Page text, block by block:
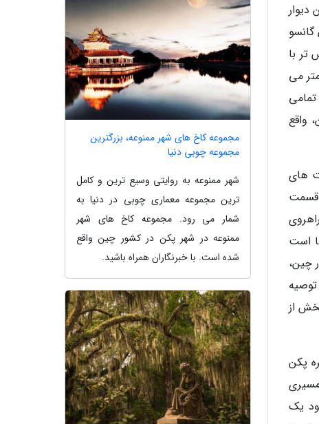
تر با
شناختند؛ لی در چین باستان واحد میزان گیری طول بوده است. عرض این دیوار به 5 تا 8 متر می
مرکز چین، واقع
های
قسمت
است
چین،
از
پکن
یک
مجموعه کاخ های شهر ممنوعه، بزرگترین
مجموعه چوبی دنیا
شهر ممنوعه به روایتی وسیع ترین و کامل
ترین مجموعه معماری چوبی در دنیا به
شمار می رود. مجموعه کاخ های شهر
ممنوعه در شهر پکن در کشور چین واقع
شده است. با خبرنگاران همراه باشید.